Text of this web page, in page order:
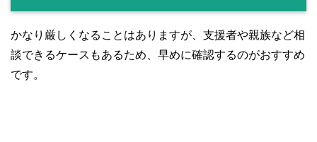
かなり厳しくなることはありますが、支援者や親族など相
談できるケースもあるため、早めに確認するのがおすすめ
です。